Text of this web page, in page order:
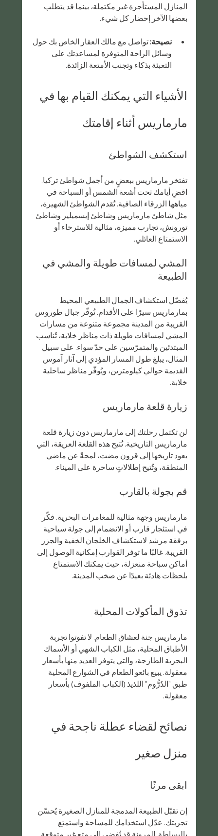
المنازل المستأجرة غير مكتملة، بينما قد يتطلب
بعضها الآخر إحضار كل شيء.
نصيحة: تواصل مع مالك العقار الخاص بك حول
وسائل الراحة المتوفرة لمساعدتك على
التعبئة بذكاء وتجنب الأمتعة الزائدة.
الأشياء التي يمكنك القيام بها في
مارماريس أثناء إقامتك
استكشف الشواطئ
تفتخر مارماريس ببعضٍ من أجمل شواطئ تركيا.
اقضِ أيامك تحت أشعة الشمس أو السباحة في
مياهها الزرقاء الصافية. تُقدم الشواطئ الشهيرة،
مثل شاطئ مارماريس وشاطئ إيسميلير وشاطئ
تورونش، تجارب مميزة، مثالية للاسترخاء أو
الاستمتاع العائلي.
المشي لمسافات طويلة والمشي في
الطبيعة
يُفضّل استكشاف الجمال الطبيعي المحيط
بمارماريس سيرًا على الأقدام. تُوفّر جبال طوروس
القريبة من المدينة مجموعة متنوعة من مسارات
المشي لمسافات طويلة ذات مناظر خلابة، تُناسب
المبتدئين والمتمرّسين على حدّ سواء. على سبيل
المثال، يبلغ طول المسار المؤدي إلى آثار آموس
القديمة حوالي كيلومترين، ويُوفّر مناظر ساحلية
خلابة.
زيارة قلعة مارماريس
لن تكتمل رحلتك إلى مارماريس دون زيارة قلعة
مارماريس التاريخية. تُتيح هذه القلعة العريقة، التي
يعود تاريخها إلى قرون مضت، لمحةً عن ماضي
المنطقة، وتُتيح إطلالاتٍ ساحرة على الميناء.
قم بجولة بالقارب
مارماريس وجهة مثالية للمغامرات البحرية. فكّر
في استئجار قارب أو الانضمام إلى جولة سياحية
برفقة مرشد لاستكشاف الخلجان الخفية والجزر
القريبة. غالبًا ما توفر القوارب إمكانية الوصول إلى
أماكن سباحة منعزلة، حيث يمكنك الاستمتاع
بلحظات هادئة بعيدًا عن صخب المدينة.
تذوق المأكولات المحلية
مارماريس جنة لعشاق الطعام. لا تفوتوا تجربة
الأطباق المحلية، مثل الكباب الشهي أو الأسماك
البحرية الطازجة، والتي يتوفر العديد منها بأسعار
معقولة. يبيع بائعو الطعام في الشوارع المحلية
طبق "الدُرُّوم" اللذيذ (الكباب الملفوف) بأسعار
معقولة.
نصائح لقضاء عطلة ناجحة في
منزل صغير
ابقى مرنًا
إن تقبّل الطبيعة المدمجة للمنازل الصغيرة يُحسّن
تجربتك. عدّل استخدامك للمساحة واستمتع
بالبساطة. المرونة قد تُفضي إلى متع غير متوقعة